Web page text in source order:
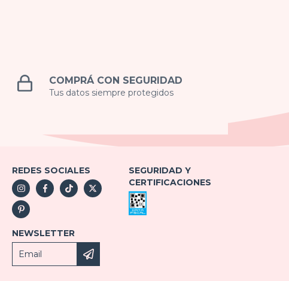
COMPRÁ CON SEGURIDAD
Tus datos siempre protegidos
REDES SOCIALES
NEWSLETTER
SEGURIDAD Y
CERTIFICACIONES